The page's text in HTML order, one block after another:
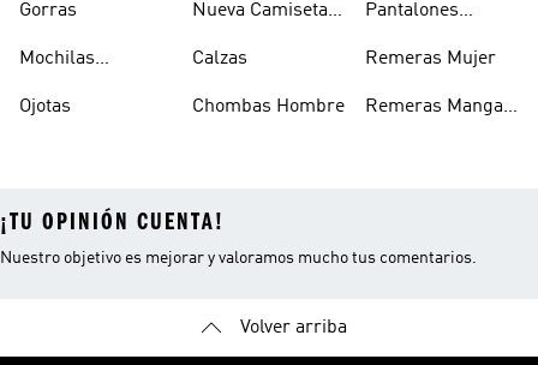
Gorras
Mochilas
Ojotas
Nueva Camiseta
Calzas
Chombas Hombre
Hombre
Pantalones
Remeras Mujer
Remeras Manga
¡TU OPINIÓN CUENTA!
Nuestro objetivo es mejorar y valoramos mucho tus comentarios.
Volver arriba